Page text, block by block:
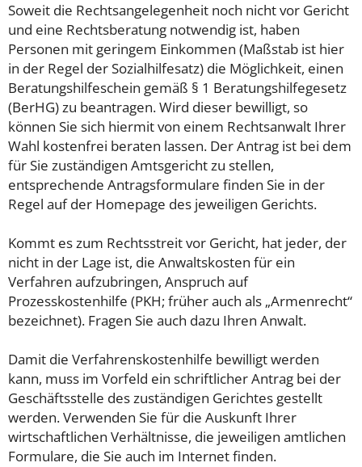
Soweit die Rechtsangelegenheit noch nicht vor Gericht
und eine Rechtsberatung notwendig ist, haben
Personen mit geringem Einkommen (Maßstab ist hier
in der Regel der Sozialhilfesatz) die Möglichkeit, einen
Beratungshilfeschein gemäß § 1 Beratungshilfegesetz
(BerHG) zu beantragen. Wird dieser bewilligt, so
können Sie sich hiermit von einem Rechtsanwalt Ihrer
Wahl kostenfrei beraten lassen. Der Antrag ist bei dem
für Sie zuständigen Amtsgericht zu stellen,
entsprechende Antragsformulare finden Sie in der
Regel auf der Homepage des jeweiligen Gerichts.
Kommt es zum Rechtsstreit vor Gericht, hat jeder, der
nicht in der Lage ist, die Anwaltskosten für ein
Verfahren aufzubringen, Anspruch auf
Prozesskostenhilfe (PKH; früher auch als „Armenrecht“
bezeichnet). Fragen Sie auch dazu Ihren Anwalt.
Damit die Verfahrenskostenhilfe bewilligt werden
kann, muss im Vorfeld ein schriftlicher Antrag bei der
Geschäftsstelle des zuständigen Gerichtes gestellt
werden. Verwenden Sie für die Auskunft Ihrer
wirtschaftlichen Verhältnisse, die jeweiligen amtlichen
Formulare, die Sie auch im Internet finden.